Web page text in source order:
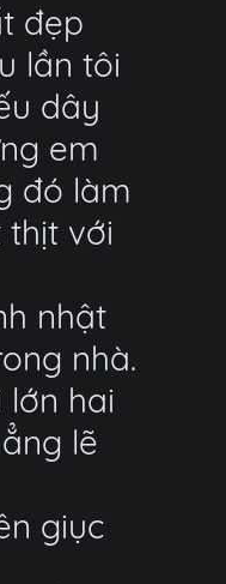
đẹp
lần tôi
dây
em
đó làm
thịt với
nhật
nhà.
hai
lẽ
giục